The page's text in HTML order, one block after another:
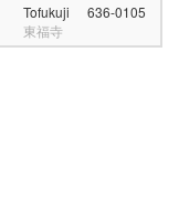
Tofukuji
東福寺
636-0105